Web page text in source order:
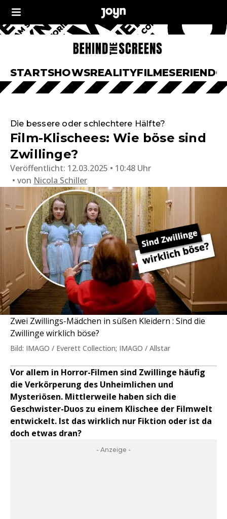
STARTSHOWSREALITYFILMESERIEN
Die bessere oder schlechtere Hälfte?
Film-Klischees: Wie böse sind
Zwillinge?
Veröffentlicht: 12.03.2025 • 10:48 Uhr
von Nicola Schiller
Zwei Zwillings-Mädchen in süßen Kleidern : Sind die
Zwillinge wirklich böse?
Bild: IMAGO / Everett Collection; IMAGO / Allstar
Vor allem in Horror-Filmen sind Zwillinge häufig
die Verkörperung des Unheimlichen und
Mysteriösen. Mittlerweile haben sich die
Geschwister-Duos zu einem Klischee der Filmwelt
entwickelt. Ist das wirklich nur Fiktion oder ist da
doch etwas dran?
- Anzeige -